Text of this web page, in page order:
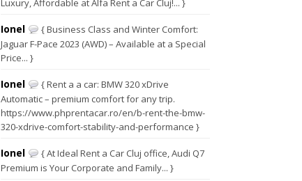
Luxury, Affordable at Alfa Rent a Car Cluj!... }
Ionel
{ Business Class and Winter Comfort:
Jaguar F-Pace 2023 (AWD) – Available at a Special
Price... }
Ionel
{ Rent a a car: BMW 320 xDrive
Automatic – premium comfort for any trip.
https://www.phprentacar.ro/en/b-rent-the-bmw-
320-xdrive-comfort-stability-and-performance }
Ionel
{ At Ideal Rent a Car Cluj office, Audi Q7
Premium is Your Corporate and Family... }